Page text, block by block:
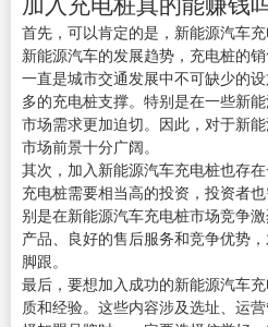
首先，可以肯定的是，新能源汽车
新能源汽车的发展趋势，充电桩的
一直是城市交通发展中不可缺少的
多的充电桩支撑。特别是在一些新
市场需求更加迫切。因此，对于新
市场前景十分广阔。
其次，加入新能源汽车充电桩也存
充电桩需要相当高的投资，投资者
别是在新能源汽车充电桩市场竞争
产品、良好的售后服务和竞争优势
脚跟。
最后，要想加入成功的新能源汽车
质和经验。这些内容涉及选址、运